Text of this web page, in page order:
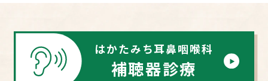
はかたみち耳鼻咽喉科
補聴器診療